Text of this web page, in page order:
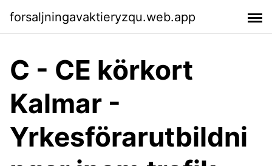
forsaljningavaktieryzqu.web.app
C - CE körkort
Kalmar -
Yrkesförarutbildni